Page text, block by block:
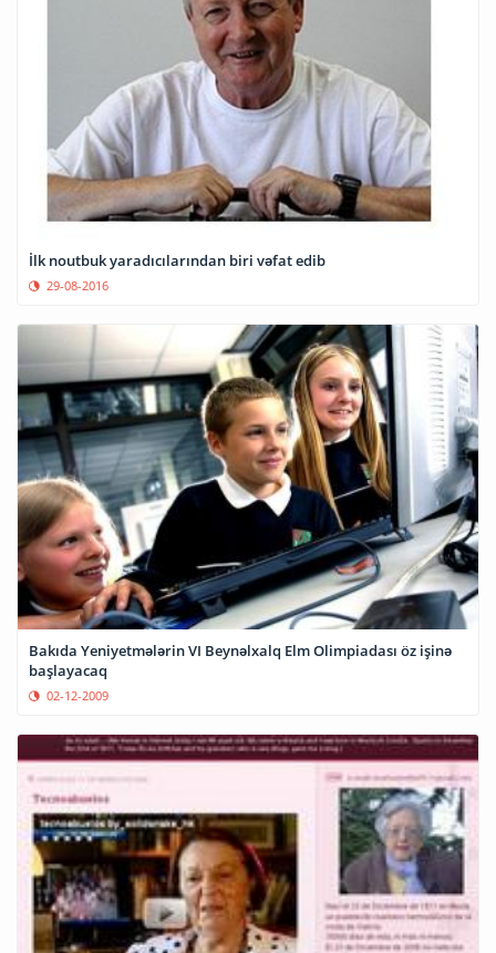
İlk noutbuk yaradıcılarından biri vəfat edib
29-08-2016
Bakıda Yeniyetmələrin VI Beynəlxalq Elm Olimpiadası öz işinə
başlayacaq
02-12-2009